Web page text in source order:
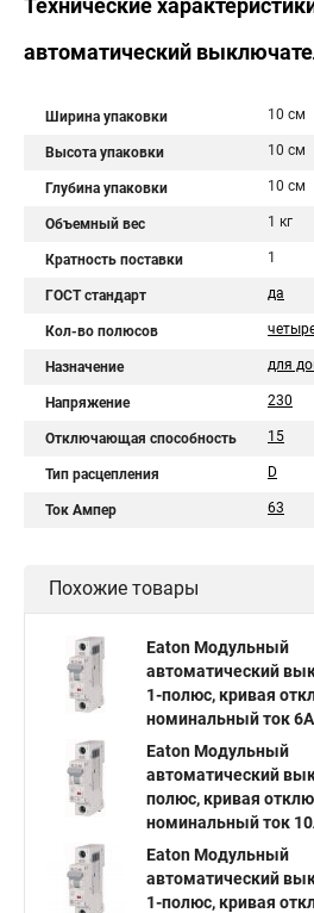
Технические
автоматический
Ширина упаковки 10 см
Высота упаковки 10 см
Глубина упаковки 10 см
Объемный вес 1 кг
Кратность поставки 1
ГОСТ стандарт да
Кол-во полюсов
Назначение для
Напряжение 230
Отключающая способность 15
Тип расцепления D
Ток Ампер 63
Похожие товары
Eaton Модульный
автоматический
1-полюс, кривая
номинальный ток
Eaton Модульный
автоматический
полюс, кривая
номинальный ток
Eaton Модульный
автоматический
1-полюс, кривая